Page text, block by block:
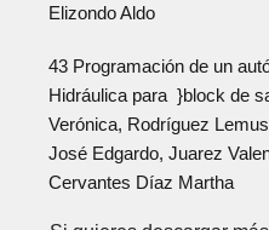
Elizondo Aldo
43 Programación de un
Hidráulica para }block de
Verónica, Rodríguez
José Edgardo, Juarez
Cervantes Díaz Martha